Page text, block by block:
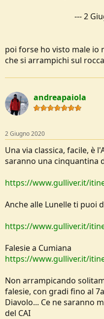
---2
poi forse ho visto male io
che si arrampichi sul
andreapaiola
2 Giugno 2020
Una via classica, facile, è
saranno una cinquantina
https://www.gulliver.it/
Anche alle Lunelle ti puoi
https://www.gulliver.it/
Falesie a Cumiana
https://www.gulliver.it/
Non arrampicando
falesie, con gradi fino al
Diavolo... Ce ne saranno
del CAI